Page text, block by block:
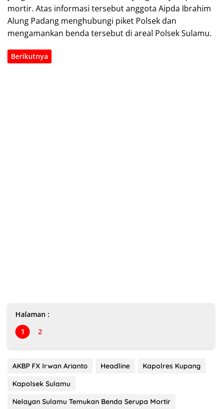
mortir. Atas informasi tersebut anggota Aipda Ibrahim
Alung Padang menghubungi piket Polsek dan
mengamankan benda tersebut di areal Polsek Sulamu.
Berikutnya
Halaman :
1
2
AKBP FX Irwan Arianto Headline
Kapolres Kupang
Kapolsek Sulamu
Nelayan Sulamu Temukan Benda Serupa Mortir